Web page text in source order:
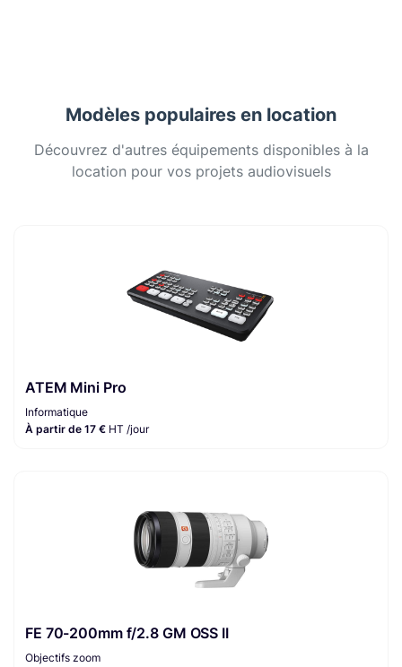
Modèles populaires en location
Découvrez d'autres équipements disponibles à la
location pour vos projets audiovisuels
ATEM Mini Pro
Informatique
À partir de 17 € HT /jour
FE 70-200mm f/2.8 GM OSS II
Objectifs zoom